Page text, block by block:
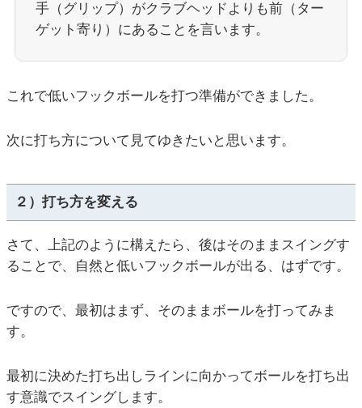
手（グリップ）がクラブヘッドよりも前（ター
ゲット寄り）にあることを言います。
これで低いフックボールを打つ準備ができました。
次に打ち方について見てゆきたいと思います。
２）打ち方を変える
さて、上記のように構えたら、後はそのままスイングす
ることで、自然と低いフックボールが出る、はずです。
ですので、最初はまず、そのままボールを打ってみま
す。
最初に決めた打ち出しラインに向かってボールを打ち出
す意識でスイングします。